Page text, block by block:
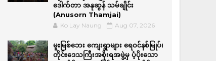
ဒေါက်တာ အနုဆွန် သမ်ချိုင်း
(Anusorn Thamjai)
Ko Lay Naung Aug 07, 2026
မူးမြစ်ဘေး ကျေးရွာများ ရေဝင်နစ်မြုပ်၊
တိုင်းဒေသကြီးအစိုးရအဖွဲ့မှ ပံ့ပိုးသော